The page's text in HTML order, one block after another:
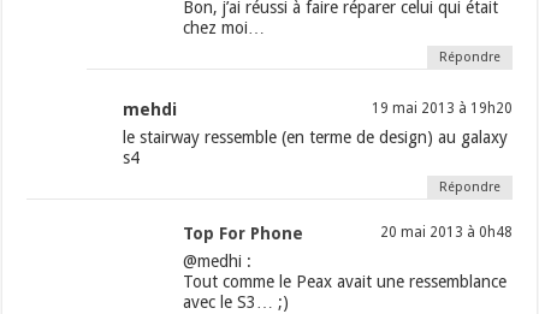
Bon, j’ai réussi à faire réparer celui qui était
chez moi…
Répondre
mehdi 19 mai 2013 à 19h20
le stairway ressemble (en terme de design) au galaxy
s4
Répondre
Top For Phone 20 mai 2013 à 0h48
@medhi :
Tout comme le Peax avait une ressemblance
avec le S3… ;)